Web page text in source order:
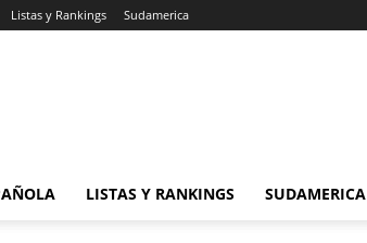
Listas y Rankings Sudamerica
LISTAS Y RANKINGS SUDAMERICA